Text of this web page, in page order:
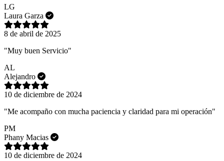
LG
Laura Garza
8 de abril de 2025
"Muy buen Servicio"
AL
Alejandro
10 de diciembre de 2024
"Me acompaño con mucha paciencia y claridad para mi operación"
PM
Phany Macias
10 de diciembre de 2024